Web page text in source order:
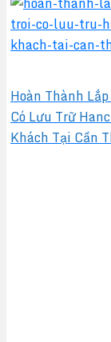
Hoàn Thành
Có Lưu Trữ
Khách Tại Cần